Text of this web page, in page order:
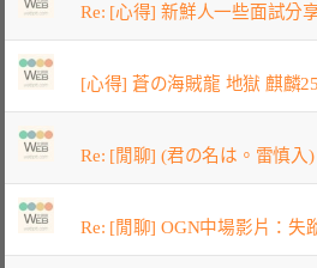
Re: [心得] 新鮮人一些面試分
[心得] 蒼の海賊龍 地獄 麒麟
Re: [閒聊] (君の名は。雷慎入
Re: [閒聊] OGN中場影片：失